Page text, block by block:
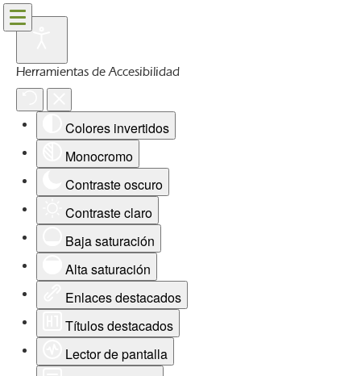
Herramientas de Accesibilidad
Colores invertidos
Monocromo
Contraste oscuro
Contraste claro
Baja saturación
Alta saturación
Enlaces destacados
Títulos destacados
Lector de pantalla